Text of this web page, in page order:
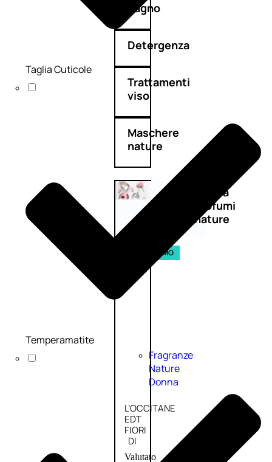
Bagno
Detergenza
Trattamenti
viso
Maschere
nature
Novità
profumi
nature
PROMO
Fragranze
Nature
Donna
L’OCCITANE
EDT
FIORI
DI
Valutato
Taglia Cuticole
Temperamatite